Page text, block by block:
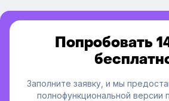
Попробовать
Заполните заявку, и мы
полнофункциональной версии